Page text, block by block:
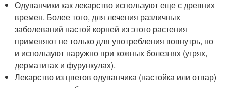
Одуванчики как лекарство используют еще с древних
времен. Более того, для лечения различных
заболеваний настой корней из этого растения
применяют не только для употребления вовнутрь, но
и используют наружно при кожных болезнях (угрях,
дерматитах и фурункулах).
Лекарство из цветов одуванчика (настойка или отвар)